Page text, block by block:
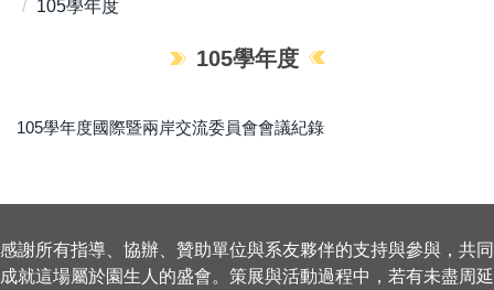
105學年度
105學年度
105學年度國際暨兩岸交流委員會會議紀錄
感謝所有指導、協辦、贊助單位與系友夥伴的支持與參與，共同
成就這場屬於園生人的盛會。策展與活動過程中，若有未盡周延